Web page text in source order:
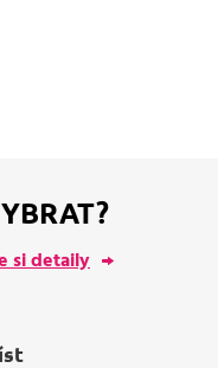
si detaily